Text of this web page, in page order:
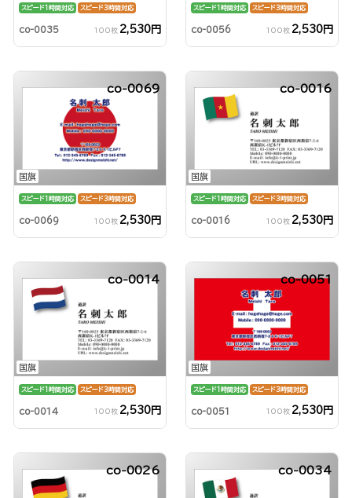
スピード1時間対応 スピード3時間対応
co-0035 100枚 2,530円
スピード1時間対応 スピード3時間対応
co-0056 100枚 2,530円
国旗
co-0069
スピード1時間対応 スピード3時間対応
co-0069 100枚 2,530円
国旗
co-0016
スピード1時間対応 スピード3時間対応
co-0016 100枚 2,530円
国旗
co-0014
スピード1時間対応 スピード3時間対応
co-0014 100枚 2,530円
国旗
co-0051
スピード1時間対応 スピード3時間対応
co-0051 100枚 2,530円
co-0026 co-0034